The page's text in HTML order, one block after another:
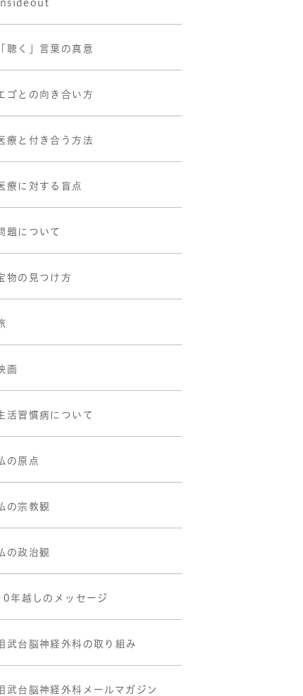
聴く」言葉の真意
ゴとの向き合い方
療と付き合う方法
療に対する盲点
題について
物の見つけ方
画
活習慣病について
の原点
の宗教観
の政治観
年越しのメッセージ
武台脳神経外科の取り組み
武台脳神経外科メールマガジン